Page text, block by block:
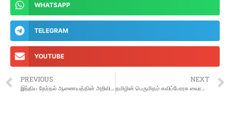
WHATSAPP
TELEGRAM
YOUTUBE
PREVIOUS NEXT